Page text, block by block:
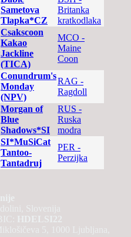
Sametova
Tlapka*CZ
Britanka
kratkodlaka
Csakscoon
Kakao
Jackline
(TICA)
MCO -
Maine
Coon
Conundrum's
Monday
(NPV)
RAG -
Ragdoll
Morgan of
Blue
Shadows*SI
RUS -
Ruska
modra
SI*MuSiCat
Tantoo-
Tantadruj
PER -
Perzijka